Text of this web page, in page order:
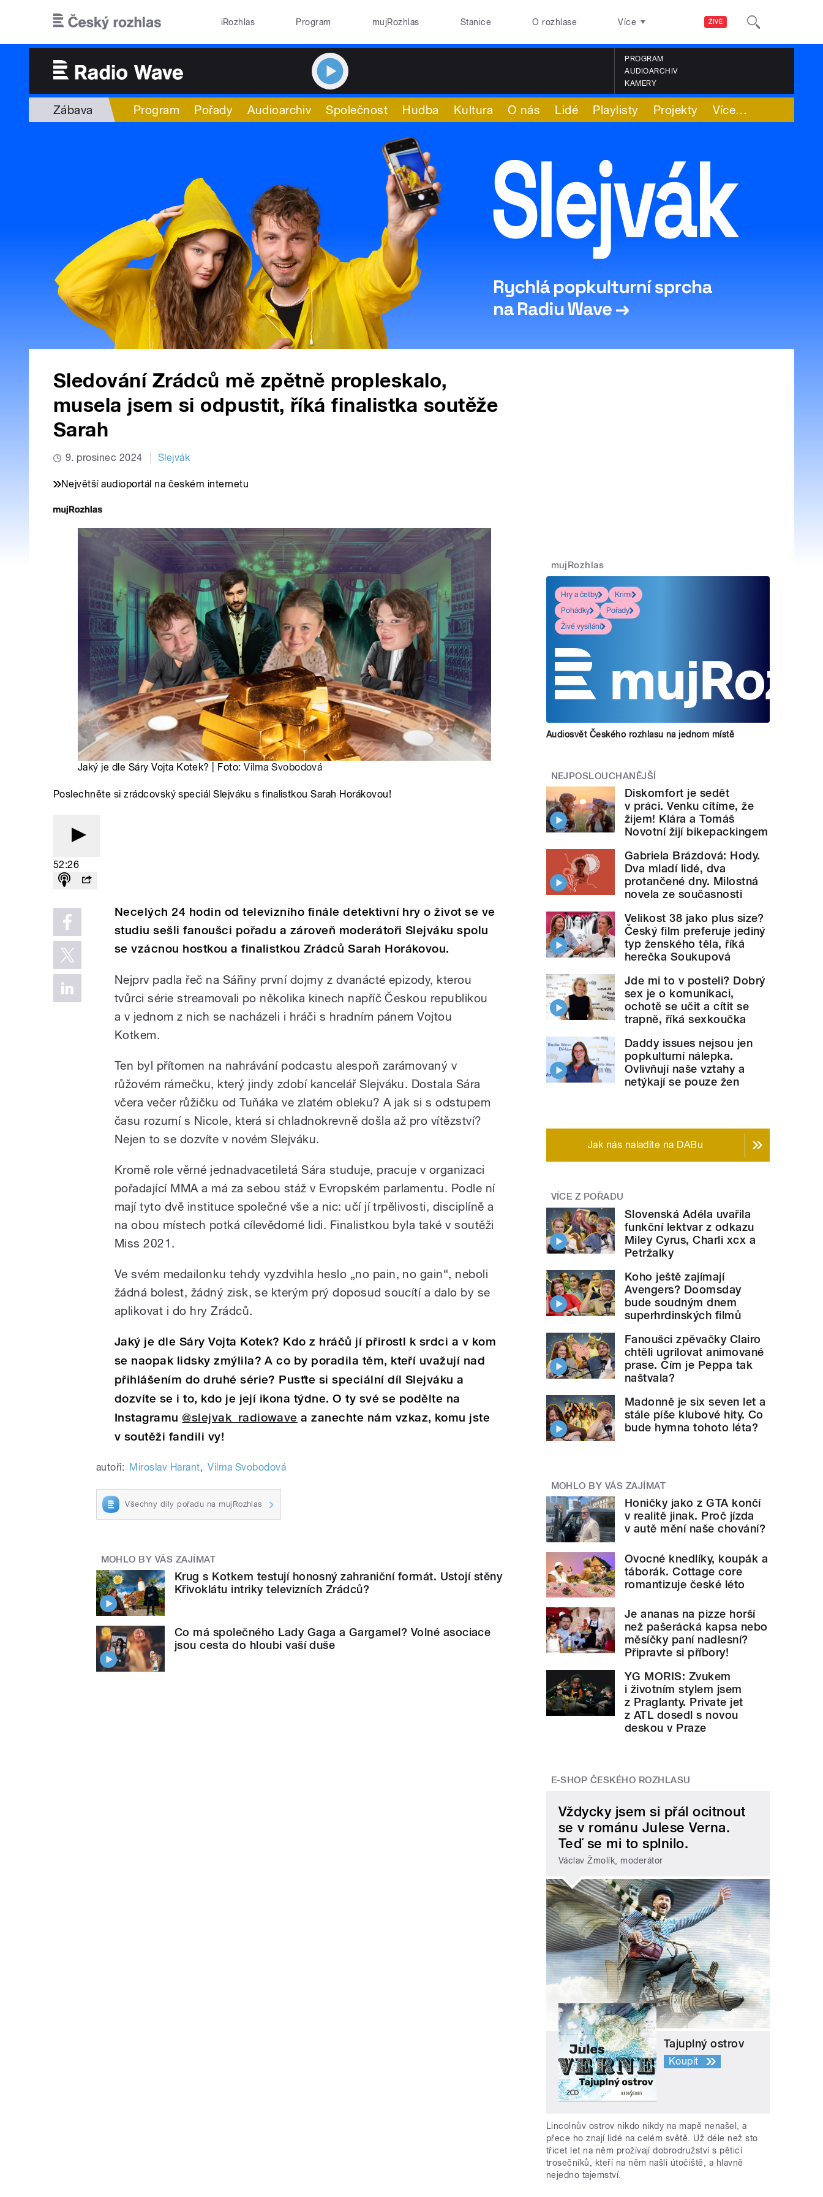
ŽIVĚ
iRozhlas Program mujRozhlas Stanice O rozhlase Více
PROGRAM
AUDIOARCHIV
KAMERY
Zábava Program Pořady Audioarchiv Společnost Hudba Kultura O nás Lidé Playlisty Projekty Více…
Sledování Zrádců mě zpětně propleskalo,
musela jsem si odpustit, říká finalistka soutěže
Sarah
9. prosinec 2024 Slejvák
Největší audioportál na českém internetu
Jaký je dle Sáry Vojta Kotek? | Foto:Vilma Svobodová
Poslechněte si zrádcovský speciál Slejváku s finalistkou Sarah Horákovou!
52:26
Necelých 24 hodin od televizního finále detektivní hry o život se ve
studiu sešli fanoušci pořadu a zároveň moderátoři Slejváku spolu
se vzácnou hostkou a finalistkou Zrádců Sarah Horákovou.
Nejprv padla řeč na Sářiny první dojmy z dvanácté epizody, kterou
tvůrci série streamovali po několika kinech napříč Českou republikou
a v jednom z nich se nacházeli i hráči s hradním pánem Vojtou
Kotkem.
Ten byl přítomen na nahrávání podcastu alespoň zarámovaný v
růžovém rámečku, který jindy zdobí kancelář Slejváku. Dostala Sára
včera večer růžičku od Tuňáka ve zlatém obleku? A jak si s odstupem
času rozumí s Nicole, která si chladnokrevně došla až pro vítězství?
Nejen to se dozvíte v novém Slejváku.
Kromě role věrné jednadvacetiletá Sára studuje, pracuje v organizaci
pořadající MMA a má za sebou stáž v Evropském parlamentu. Podle ní
mají tyto dvě instituce společné vše a nic: učí jí trpělivosti, disciplíně a
na obou místech potká cílevědomé lidi. Finalistkou byla také v soutěži
Miss 2021.
Ve svém medailonku tehdy vyzdvihla heslo „no pain, no gain“, neboli
žádná bolest, žádný zisk, se kterým prý doposud soucítí a dalo by se
aplikovat i do hry Zrádců.
Jaký je dle Sáry Vojta Kotek? Kdo z hráčů jí přirostl k srdci a v kom
se naopak lidsky zmýlila? A co by poradila těm, kteří uvažují nad
přihlášením do druhé série? Pusťte si speciální díl Slejváku a
dozvíte se i to, kdo je její ikona týdne. O ty své se podělte na
Instagramu @slejvak_radiowave a zanechte nám vzkaz, komu jste
v soutěži fandili vy!
autoři: Miroslav Harant, Vilma Svobodová
Všechny díly pořadu na mujRozhlas
MOHLO BY VÁS ZAJÍMAT
Krug s Kotkem testují honosný zahraniční formát. Ustojí stěny
Křivoklátu intriky televizních Zrádců?
Co má společného Lady Gaga a Gargamel? Volné asociace
jsou cesta do hloubi vaší duše
mujRozhlas
Hry a četby
Krimi
Pohádky
Pořady
Živé vysílání
Audiosvět Českého rozhlasu na jednom místě
NEJPOSLOUCHANĚJŠÍ
Diskomfort je sedět
v práci. Venku cítíme, že
žijem! Klára a Tomáš
Novotní žijí bikepackingem
Gabriela Brázdová: Hody.
Dva mladí lidé, dva
protančené dny. Milostná
novela ze současnosti
Velikost 38 jako plus size?
Český film preferuje jediný
typ ženského těla, říká
herečka Soukupová
Jde mi to v posteli? Dobrý
sex je o komunikaci,
ochotě se učit a cítit se
trapně, říká sexkoučka
Daddy issues nejsou jen
popkulturní nálepka.
Ovlivňují naše vztahy a
netýkají se pouze žen
Jak nás naladíte na DABu
VÍCE Z POŘADU
Slovenská Adéla uvařila
funkční lektvar z odkazu
Miley Cyrus, Charli xcx a
Petržalky
Koho ještě zajímají
Avengers? Doomsday
bude soudným dnem
superhrdinských filmů
Fanoušci zpěvačky Clairo
chtěli ugrilovat animované
prase. Čím je Peppa tak
naštvala?
Madonně je six seven let a
stále píše klubové hity. Co
bude hymna tohoto léta?
MOHLO BY VÁS ZAJÍMAT
Honičky jako z GTA končí
v realitě jinak. Proč jízda
v autě mění naše chování?
Ovocné knedlíky, koupák a
táborák. Cottage core
romantizuje české léto
Je ananas na pizze horší
než pašerácká kapsa nebo
měsíčky paní nadlesní?
Připravte si příbory!
YG MORIS: Zvukem
i životním stylem jsem
z Praglanty. Private jet
z ATL dosedl s novou
deskou v Praze
E-SHOP ČESKÉHO ROZHLASU
Vždycky jsem si přál ocitnout
se v románu Julese Verna.
Teď se mi to splnilo.
Václav Žmolík, moderátor
Tajuplný ostrov
Koupit
Lincolnův ostrov nikdo nikdy na mapě nenašel, a
přece ho znají lidé na celém světě. Už déle než sto
třicet let na něm prožívají dobrodružství s pěticí
trosečníků, kteří na něm našli útočiště, a hlavně
nejedno tajemství.